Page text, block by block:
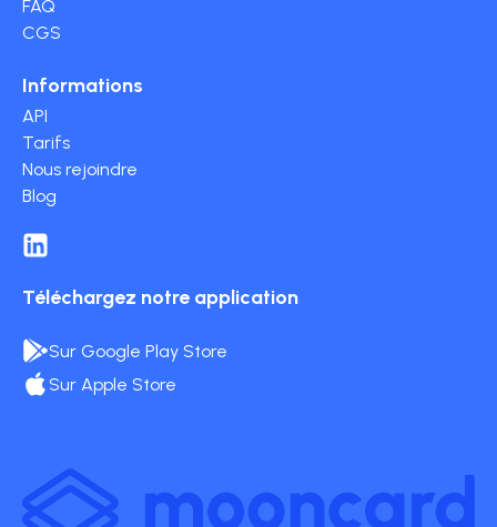
FAQ
CGS
Informations
API
Tarifs
Nous rejoindre
Blog
Téléchargez notre application
Sur Google Play Store
Sur Apple Store